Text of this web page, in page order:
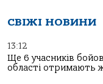
СВІЖІ НОВИНИ
13:12
Ще 6 учасників
області отримають